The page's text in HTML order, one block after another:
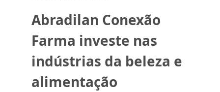
Abradilan Conexão
Farma investe nas
indústrias da beleza e
alimentação